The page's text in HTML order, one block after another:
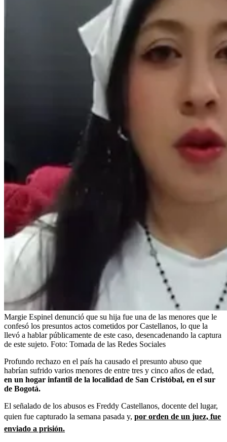
Margie Espinel denunció que su hija fue una de las menores que le
confesó los presuntos actos cometidos por Castellanos, lo que la
llevó a hablar públicamente de este caso, desencadenando la captura
de este sujeto. Foto: Tomada de las Redes Sociales
Profundo rechazo en el país ha causado el presunto abuso que
habrían sufrido varios menores de entre tres y cinco años de edad,
en un hogar infantil de la localidad de San Cristóbal, en el sur
de Bogotá.
El señalado de los abusos es Freddy Castellanos, docente del lugar,
quien fue capturado la semana pasada y, por orden de un juez, fue
enviado a prisión.